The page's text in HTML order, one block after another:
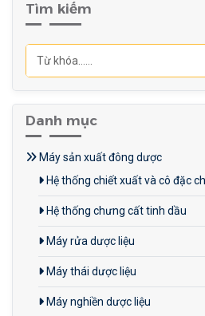
nghiệp:Đáp ứng các tiêu
Tìm kiếm
Danh mục
Máy sản xuất đông dược
Hệ thống chiết xuất và cô đặc
Hệ thống chưng cất tinh dầu
Máy rửa dược liệu
Máy thái dược liệu
Máy nghiền dược liệu